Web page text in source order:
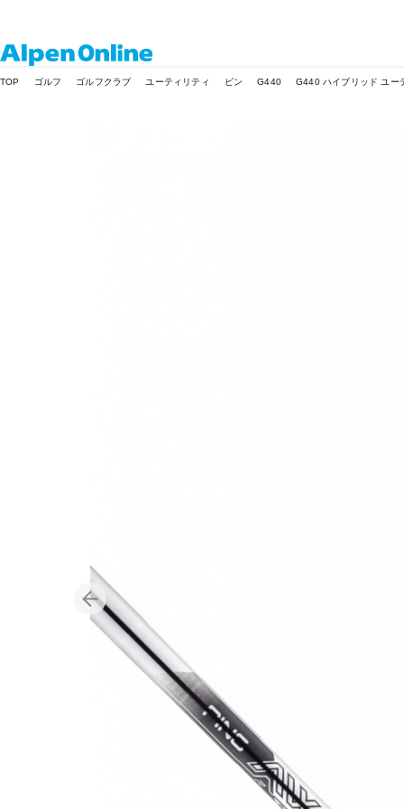
Online
TOP ゴルフ ゴルフクラブ ユーティリティ ピン G440 G440 ハイブリッド ユー